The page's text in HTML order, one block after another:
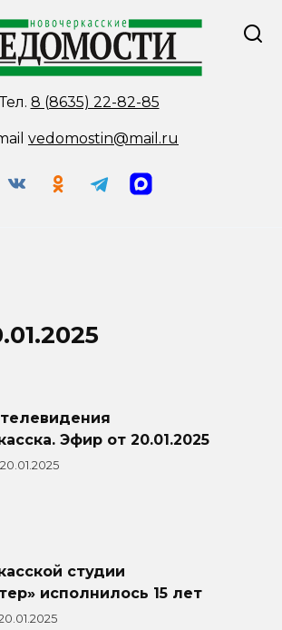
8 (8635) 22-82-85
vedomostin@mail.ru
Эфир от 20.01.2025
20.01.2025
студии
исполнилось 15 лет